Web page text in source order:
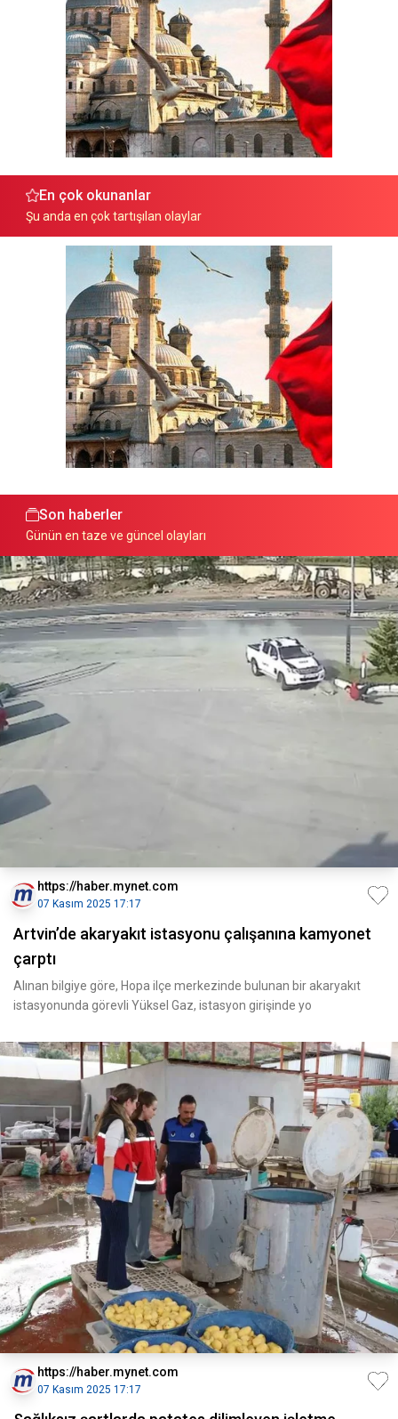
En çok okunanlar
Şu anda en çok tartışılan olaylar
Son haberler
Günün en taze ve güncel olayları
https://haber.mynet.com
07 Kasım 2025 17:17
Artvin’de akaryakıt istasyonu çalışanına kamyonet
çarptı
Alınan bilgiye göre, Hopa ilçe merkezinde bulunan bir akaryakıt
istasyonunda görevli Yüksel Gaz, istasyon girişinde yo
https://haber.mynet.com
07 Kasım 2025 17:17